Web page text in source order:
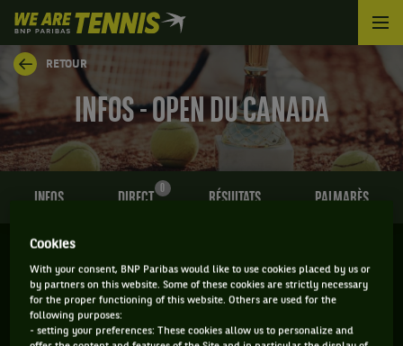
We
are
Tennis
by
Paribas
Accueil
RETOUR
INFOS - OPEN DU CANADA
INFOS DIRECT
0
RÉSULTATS PALMARÈS
MONTREAL ET TORONTO (EN
ALTERNANCE) - CANADA
02-08-2026 /13-08-2026
Cookies
With your consent, BNP Paribas would like to use cookies placed by us or
by partners on this website. Some of these cookies are strictly necessary
for the proper functioning of this website. Others are used for the
following purposes:
- setting your preferences: These cookies allow us to personalize and